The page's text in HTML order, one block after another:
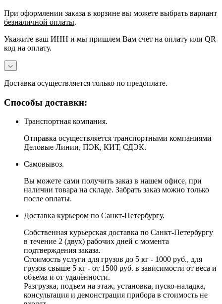
При оформлении заказа в корзине вы можете выбрать вариант
безналичной оплаты.
Укажите ваш ИНН и мы пришлем Вам счет на оплату или QR
код на оплату.
Доставка осуществляется только по предоплате.
Способы доставки:
Транспортная компания.
Отправка осуществляется транспортными компаниями
Деловые Линии, ПЭК, КИТ, СДЭК.
Самовывоз.
Вы можете сами получить заказ в нашем офисе, при
наличии товара на складе. Забрать заказ можно только
после оплаты.
Доставка курьером по Санкт-Петербургу.
Собственная курьерская доставка по Санкт-Петербургу
в течение 2 (двух) рабочих дней с момента
подтверждения заказа.
Стоимость услуги для грузов до 5 кг - 1000 руб., для
грузов свыше 5 кг - от 1500 руб. в зависимости от веса и
объема и от удалённости.
Разгрузка, подъем на этаж, установка, пуско-наладка,
консультация и демонстрация прибора в стоимость не